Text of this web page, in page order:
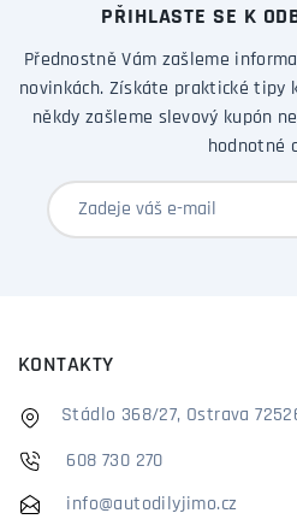
PŘIHLASTE SE K
Přednostně Vám zašleme
novinkách. Získáte praktické tipy
někdy zašleme slevový kupón
hodnotné
KONTAKTY
Stádlo 368/27, Ostrava
608 730 270
info@autodilyjimo.cz